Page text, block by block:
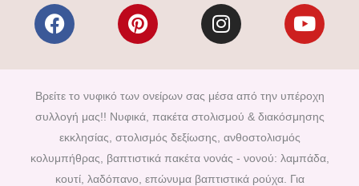
F
a
e
b
o
o
k
P
i
t
e
r
e
s
t
I
n
t
a
g
r
a
m
Y
o
t
u
b
Βρείτε το νυφικό των ονείρων σας μέσα από την υπέροχη
συλλογή μας!! Νυφικά, πακέτα στολισμού & διακόσμησης
εκκλησίας, στολισμός δεξίωσης, ανθοστολισμός
κολυμπήθρας, βαπτιστικά πακέτα νονάς - νονού: λαμπάδα,
κουτί, λαδόπανο, επώνυμα βαπτιστικά ρούχα. Για